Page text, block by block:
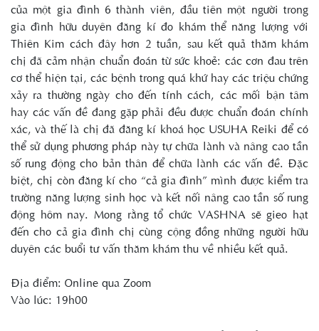
của một gia đình 6 thành viên, đầu tiên một người trong
gia đình hữu duyên đăng kí đo khám thể năng lượng với
Thiên Kim cách đây hơn 2 tuần, sau kết quả thăm khám
chị đã cảm nhận chuẩn đoán từ sức khoẻ: các cơn đau trên
cơ thể hiện tại, các bệnh trong quá khứ hay các triệu chứng
xảy ra thường ngày cho đến tính cách, các mối bận tâm
hay các vấn đề đang gặp phải đều được chuẩn đoán chính
xác, và thế là chị đã đăng kí khoá học USUHA Reiki để có
thể sử dụng phương pháp này tự chữa lành và nâng cao tần
số rung động cho bản thân để chữa lành các vấn đề. Đặc
biệt, chị còn đăng kí cho “cả gia đình” mình được kiểm tra
trường năng lượng sinh học và kết nối nâng cao tần số rung
động hôm nay. Mong rằng tổ chức VASHNA sẽ gieo hạt
đến cho cả gia đình chị cùng cộng đồng những người hữu
duyên các buổi tư vấn thăm khám thu về nhiều kết quả.
Địa điểm: Online qua Zoom
Vào lúc: 19h00